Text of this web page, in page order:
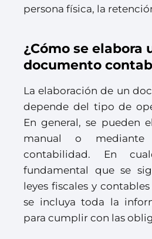
persona física, la
¿Cómo se elabora
documento
La elaboración de un
depende del tipo de
En general, se pueden
manual o mediante
contabilidad. En
fundamental que se
leyes fiscales y
se incluya toda la
para cumplir con las